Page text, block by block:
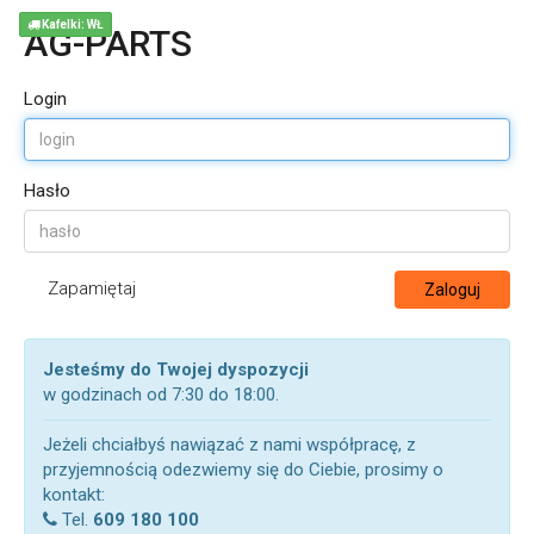
AG-PARTS
Login
Hasło
Zapamiętaj Zaloguj
Jesteśmy do Twojej dyspozycji
w godzinach od 7:30 do 18:00.
Jeżeli chciałbyś nawiązać z nami współpracę, z
przyjemnością odezwiemy się do Ciebie, prosimy o
kontakt:
Tel. 609 180 100
Kafelki: WŁ